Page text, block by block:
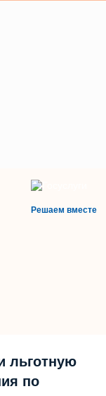
Решаем вместе
льготную
по